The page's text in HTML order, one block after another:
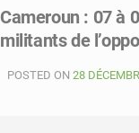
:
premier
victoire
Cameroun : 07 à
militants de
POSTED ON 28